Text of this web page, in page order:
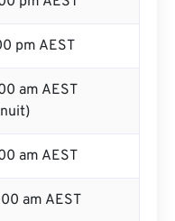
pm AEST
am AEST
am AEST
am AEST